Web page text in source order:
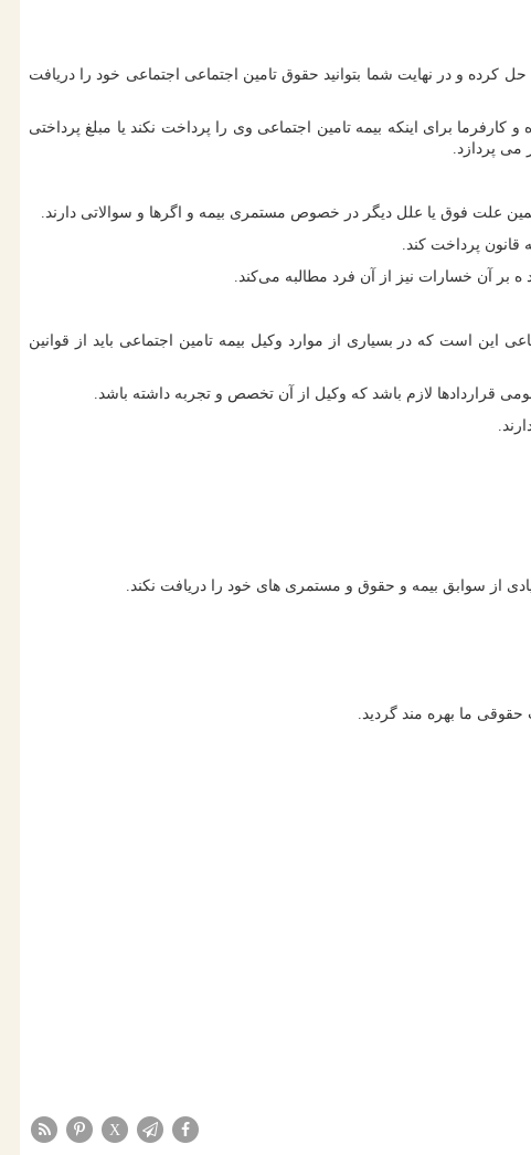
کرده و در نهایت شما بتوانید حقوق تامین اجتماعی اجتماعی خود را دریافت
برای اینکه بیمه تامین اجتماعی وی را پرداخت نکند یا مبلغ پرداختی
می پردازد.
علت فوق یا علل دیگر در خصوص مستمری بیمه و اگرها و سوالاتی دارند.
قانون پرداخت کند.
ه بر آن خسارات نیز از آن فرد مطالبه می‌کند.
این است که در بسیاری از موارد وکیل بیمه تامین اجتماعی باید از قوانین
قراردادها لازم باشد که وکیل از آن تخصص و تجربه داشته باشد.
از سوابق بیمه و حقوق و مستمری های خود را دریافت نکند.
حقوقی ما بهره مند گردید.
X